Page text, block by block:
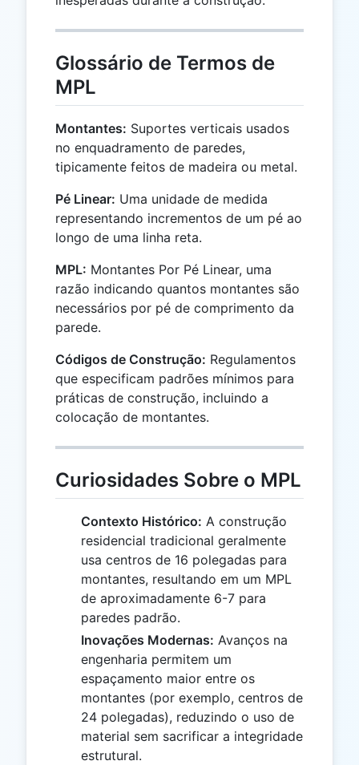
Glossário de Termos de
MPL
Montantes: Suportes verticais usados
no enquadramento de paredes,
tipicamente feitos de madeira ou metal.
Pé Linear: Uma unidade de medida
representando incrementos de um pé ao
longo de uma linha reta.
MPL: Montantes Por Pé Linear, uma
razão indicando quantos montantes são
necessários por pé de comprimento da
parede.
Códigos de Construção: Regulamentos
que especificam padrões mínimos para
práticas de construção, incluindo a
colocação de montantes.
Curiosidades Sobre o MPL
Contexto Histórico: A construção
residencial tradicional geralmente
usa centros de 16 polegadas para
montantes, resultando em um MPL
de aproximadamente 6-7 para
paredes padrão.
Inovações Modernas: Avanços na
engenharia permitem um
espaçamento maior entre os
montantes (por exemplo, centros de
24 polegadas), reduzindo o uso de
material sem sacrificar a integridade
estrutural.